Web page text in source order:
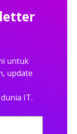
untuk
update
IT.